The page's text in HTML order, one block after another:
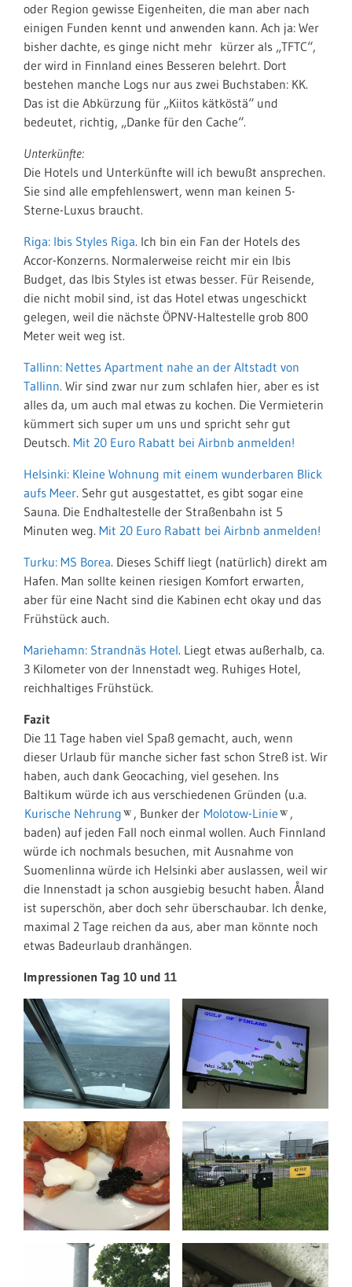
oder Region gewisse Eigenheiten, die man aber nach
einigen Funden kennt und anwenden kann. Ach ja: Wer
bisher dachte, es ginge nicht mehr kürzer als „TFTC“,
der wird in Finnland eines Besseren belehrt. Dort
bestehen manche Logs nur aus zwei Buchstaben: KK.
Das ist die Abkürzung für „Kiitos kätköstä“ und
bedeutet, richtig, „Danke für den Cache“.
Unterkünfte:
Die Hotels und Unterkünfte will ich bewußt ansprechen.
Sie sind alle empfehlenswert, wenn man keinen 5-
Sterne-Luxus braucht.
Riga: Ibis Styles Riga. Ich bin ein Fan der Hotels des
Accor-Konzerns. Normalerweise reicht mir ein Ibis
Budget, das Ibis Styles ist etwas besser. Für Reisende,
die nicht mobil sind, ist das Hotel etwas ungeschickt
gelegen, weil die nächste ÖPNV-Haltestelle grob 800
Meter weit weg ist.
Tallinn: Nettes Apartment nahe an der Altstadt von
Tallinn. Wir sind zwar nur zum schlafen hier, aber es ist
alles da, um auch mal etwas zu kochen. Die Vermieterin
kümmert sich super um uns und spricht sehr gut
Deutsch. Mit 20 Euro Rabatt bei Airbnb anmelden!
Helsinki: Kleine Wohnung mit einem wunderbaren Blick
aufs Meer. Sehr gut ausgestattet, es gibt sogar eine
Sauna. Die Endhaltestelle der Straßenbahn ist 5
Minuten weg. Mit 20 Euro Rabatt bei Airbnb anmelden!
Turku: MS Borea. Dieses Schiff liegt (natürlich) direkt am
Hafen. Man sollte keinen riesigen Komfort erwarten,
aber für eine Nacht sind die Kabinen echt okay und das
Frühstück auch.
Mariehamn: Strandnäs Hotel. Liegt etwas außerhalb, ca.
3 Kilometer von der Innenstadt weg. Ruhiges Hotel,
reichhaltiges Frühstück.
Fazit
Die 11 Tage haben viel Spaß gemacht, auch, wenn
dieser Urlaub für manche sicher fast schon Streß ist. Wir
haben, auch dank Geocaching, viel gesehen. Ins
Baltikum würde ich aus verschiedenen Gründen (u.a.
Kurische Nehrung
, Bunker der Molotow-Linie
,
baden) auf jeden Fall noch einmal wollen. Auch Finnland
würde ich nochmals besuchen, mit Ausnahme von
Suomenlinna würde ich Helsinki aber auslassen, weil wir
die Innenstadt ja schon ausgiebig besucht haben. Åland
ist superschön, aber doch sehr überschaubar. Ich denke,
maximal 2 Tage reichen da aus, aber man könnte noch
etwas Badeurlaub dranhängen.
Impressionen Tag 10 und 11